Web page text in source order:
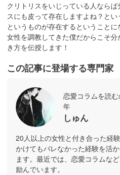
クリトリスをいじっている人なら
スにも皮って存在しますよね？と
というものが存在するということ
女性を調教してきた僕だからこそ
き方を伝授します！
この記事に登場する専門家
恋愛コラムを読
年
しゅん
20人以上の女性と付き合った経
かけてもバレなかった経験を活
ます。最近では、恋愛コラムな
励んでいます。